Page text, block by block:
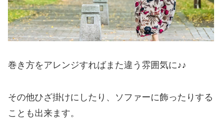
巻き方をアレンジすればまた違う雰囲気に♪♪
その他ひざ掛けにしたり、ソファーに飾ったりする
ことも出来ます。